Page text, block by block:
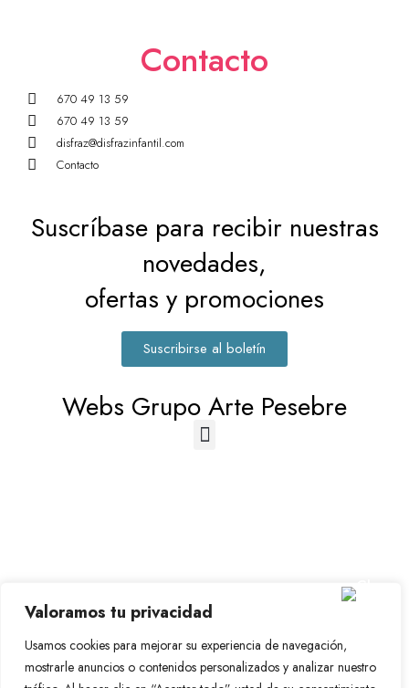
Valoramos tu privacidad
Usamos cookies para mejorar su experiencia de navegación,
mostrarle anuncios o contenidos personalizados y analizar nuestro
Contacto
670 49 13 59
670 49 13 59
disfraz@disfrazinfantil.com
Contacto
Suscríbase para recibir nuestras
novedades,
ofertas y promociones
Suscribirse al boletín
Webs Grupo Arte Pesebre
Grupo Arte Pesebre